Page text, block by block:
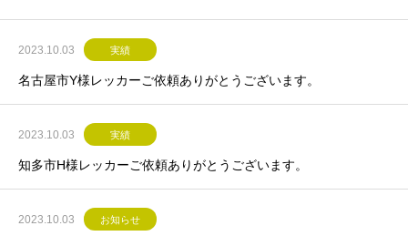
2023.10.03 実績
名古屋市Y様レッカーご依頼ありがとうございます。
2023.10.03 実績
知多市H様レッカーご依頼ありがとうございます。
2023.10.03 お知らせ